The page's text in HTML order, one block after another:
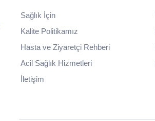
Sağlık İçin
Kalite Politikamız
Hasta ve Ziyaretçi Rehberi
Acil Sağlık Hizmetleri
İletişim